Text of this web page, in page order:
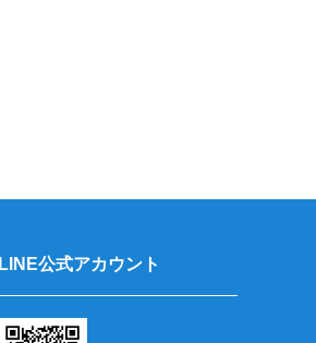
LINE公式アカウント